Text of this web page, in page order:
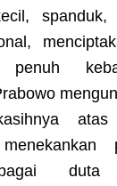
spanduk,
atas